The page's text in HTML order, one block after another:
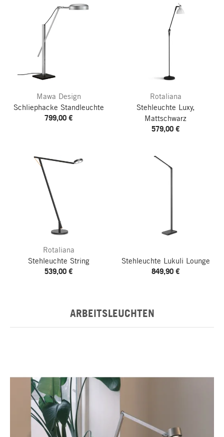
Mawa Design
Schliephacke Standleuchte
799,00 €
Rotaliana
Stehleuchte Luxy,
Mattschwarz
579,00 €
Rotaliana
Stehleuchte String
539,00 €
Stehleuchte Lukuli Lounge
849,90 €
ARBEITSLEUCHTEN